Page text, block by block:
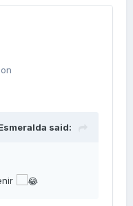
said: